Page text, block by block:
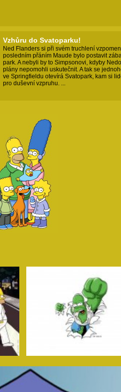
Vzhůru do Svatoparku!
Ned Flanders si při svém truchlení
posledním přáním Maude bylo postavit
park. A nebyli by to Simpsonovi, kdyby
plány nepomohli uskutečnit. A tak se
ve Springfieldu otevírá Svatopark, kam si
pro duševní vzpruhu. ...